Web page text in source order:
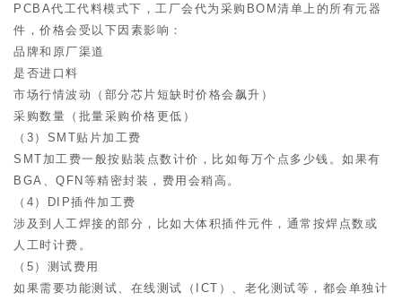
PCBA代工代料模式下，工厂会代为采购BOM清单上的所有元器
件，价格会受以下因素影响：
品牌和原厂渠道
是否进口料
市场行情波动（部分芯片短缺时价格会飙升）
采购数量（批量采购价格更低）
（3）SMT贴片加工费
SMT加工费一般按贴装点数计价，比如每万个点多少钱。如果有
BGA、QFN等精密封装，费用会稍高。
（4）DIP插件加工费
涉及到人工焊接的部分，比如大体积插件元件，通常按焊点数或
人工时计费。
（5）测试费用
如果需要功能测试、在线测试（ICT）、老化测试等，都会单独计